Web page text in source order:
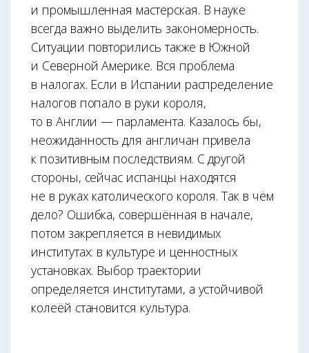
и промышленная мастерская. В науке
всегда важно выделить закономерность.
Ситуации повторились также в Южной
и Северной Америке. Вся проблема
в налогах. Если в Испании распределение
налогов попало в руки короля,
то в Англии — парламента. Казалось бы,
неожиданность для англичан привела
к позитивным последствиям. С другой
стороны, сейчас испанцы находятся
не в руках католического короля. Так в чём
дело? Ошибка, совершённая в начале,
потом закрепляется в невидимых
институтах: в культуре и ценностных
установках. Выбор траектории
определяется институтами, а устойчивой
колеёй становится культура.